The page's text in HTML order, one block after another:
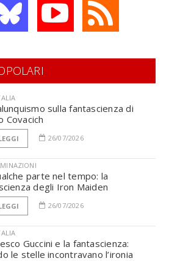
sulla fantascienza di
Covacich
26/07/2026
parte nel tempo: la
degli Iron Maiden
26/07/2026
Guccini e la fantascienza:
le stelle incontravano l’ironia